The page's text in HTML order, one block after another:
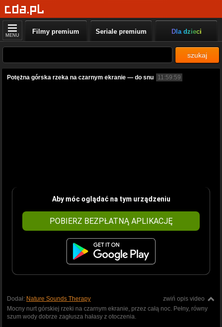
MENU Filmy premium Seriale premium Dla dzieci
szukaj
Potężna górska rzeka na czarnym ekranie — do snu 11:59:59
Aby móc oglądać na tym urządzeniu
POBIERZ BEZPŁATNĄ APLIKACJĘ
zwiń opis video
Dodał: Nature Sounds Therapy
Mocny nurt górskiej rzeki na czarnym ekranie, przez całą noc. Pełny, równy
szum wody dobrze zagłusza hałasy z otoczenia.